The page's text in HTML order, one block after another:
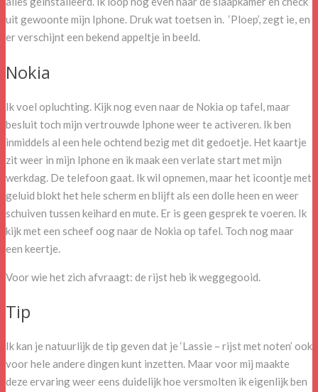
uit gewoonte mijn Iphone. Druk wat toetsen in. ‘Ploep’, zegt ie, en
er verschijnt een bekend appeltje in beeld.
Nokia
Ik voel opluchting. Kijk nog even naar de Nokia op tafel, maar
besluit toch mijn vertrouwde Iphone weer te activeren. Ik ben
inmiddels al een hele ochtend bezig met dit gedoetje. Het kaartje
zit weer in mijn Iphone en ik maak een verlate start met mijn
werkdag. De telefoon gaat. Ik wil opnemen, maar het icoontje met
geluid blokt het hele scherm en blijft als een dolle heen en weer
schuiven tussen keihard en mute. Er is geen gesprek te voeren. Ik
kijk met een scheef oog naar de Nokia op tafel. Toch nog maar
een keertje.
Voor wie het zich afvraagt: de rijst heb ik weggegooid.
Tip
Ik kan je natuurlijk de tip geven dat je ‘Lassie – rijst met noten’ ook
voor hele andere dingen kunt inzetten. Maar voor mij maakte
deze ervaring weer eens duidelijk hoe versmolten ik eigenlijk ben